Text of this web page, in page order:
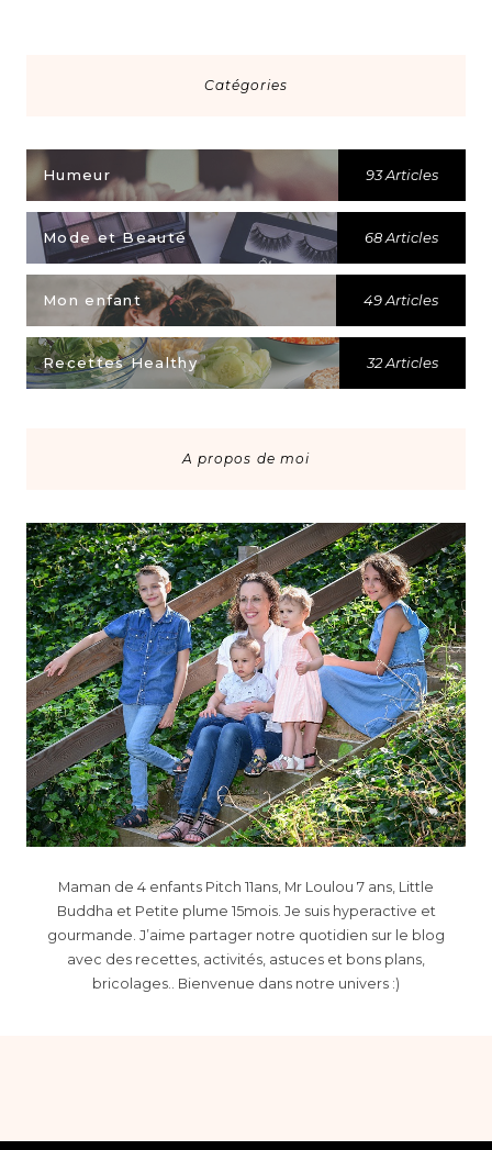
Catégories
Humeur 93 Articles
Mode et Beauté 68 Articles
Mon enfant 49 Articles
Recettes Healthy 32 Articles
A propos de moi
Maman de 4 enfants Pitch 11ans, Mr Loulou 7 ans, Little
Buddha et Petite plume 15mois. Je suis hyperactive et
gourmande. J’aime partager notre quotidien sur le blog
avec des recettes, activités, astuces et bons plans,
bricolages.. Bienvenue dans notre univers :)